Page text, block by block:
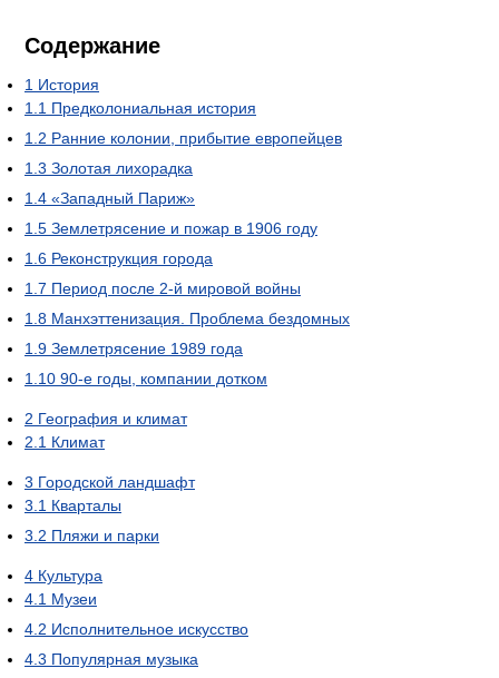
Содержание
1 История
1.1 Предколониальная история
1.2 Ранние колонии, прибытие европейцев
1.3 Золотая лихорадка
1.4 «Западный Париж»
1.5 Землетрясение и пожар в 1906 году
1.6 Реконструкция города
1.7 Период после 2-й мировой войны
1.8 Манхэттенизация. Проблема бездомных
1.9 Землетрясение 1989 года
1.10 90-е годы, компании дотком
2 География и климат
2.1 Климат
3 Городской ландшафт
3.1 Кварталы
3.2 Пляжи и парки
4 Культура
4.1 Музеи
4.2 Исполнительное искусство
4.3 Популярная музыка